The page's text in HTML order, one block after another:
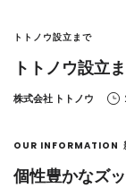
トトノウ設立まで
トトノウ設立
by
株式会社 トトノウ
OUR INFORMATION
個性豊かなズ